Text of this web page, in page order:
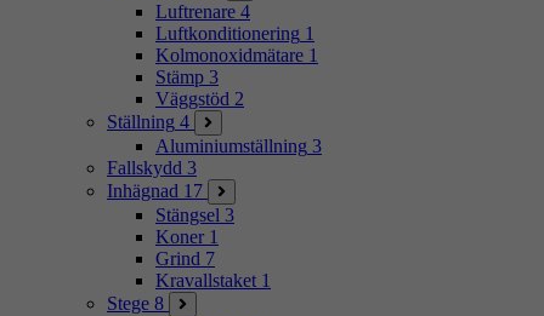
Luftrenare 4
Luftkonditionering 1
Kolmonoxidmätare 1
Stämp 3
Väggstöd 2
Ställning 4
Aluminiumställning 3
Fallskydd 3
Inhägnad 17
Stängsel 3
Koner 1
Grind 7
Kravallstaket 1
Stege 8